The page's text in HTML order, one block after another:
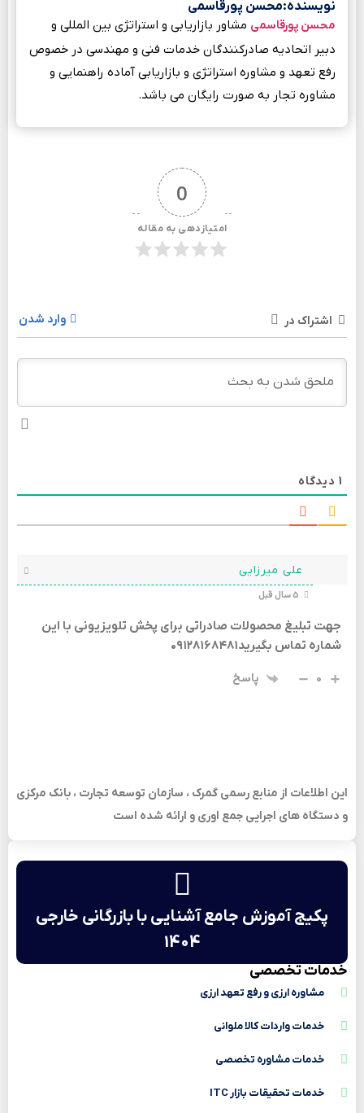
پکیج آموزش جامع آشنایی با بازرگانی خارجی
1404
خدمات تخصصی
مشاوره ارزی و رفع تعهد ارزی
خدمات واردات کالا ملوانی
خدمات مشاوره تخصصی
خدمات تحقیقات بازار ITC
نویسنده:محسن پورقاسمی
محسن پورقاسمی مشاور بازاریابی و استراتژی بین المللی و
دبیر اتحادیه صادرکنندگان خدمات فنی و مهندسی در خصوص
رفع تعهد و مشاوره استراتژی و بازاریابی آماده راهنمایی و
مشاوره تجار به صورت رایگان می باشد.
0
امتیازدهی به مقاله
اشتراک در وارد شدن
1 دیدگاه
علی میرزایی
جهت تبلیغ محصولات صادراتی برای پخش تلویزیونی با این
شماره تماس بگیرید۰۹۱۲۸۱۶۸۴۸۱
0 پاسخ
این اطلاعات از منابع رسمی گمرک ، سازمان توسعه تجارت ، بانک مرکزی
و دستگاه های اجرایی جمع اوری و ارائه شده است